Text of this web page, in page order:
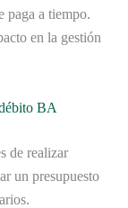
paga a tiempo.
en la gestión
BA
de realizar
un presupuesto